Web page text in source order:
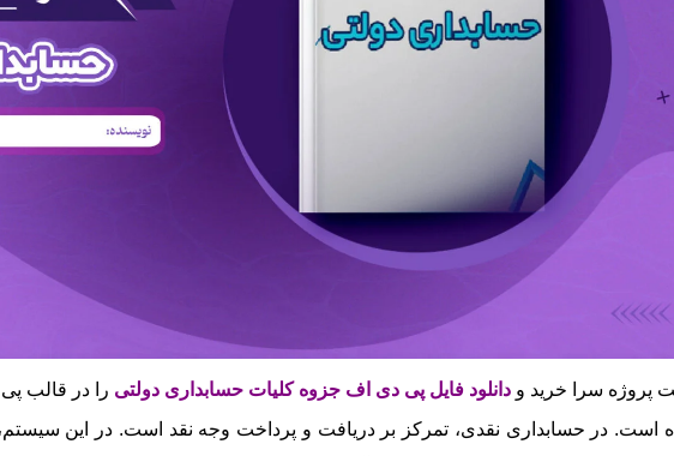
پروژه سرا خرید و دانلود فایل پی دی اف جزوه کلیات حسابداری دولتی را در قالب
است. در حسابداری نقدی، تمرکز بر دریافت و پرداخت وجه نقد است. در این